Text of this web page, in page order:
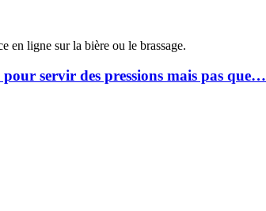
en ligne sur la bière ou le brassage.
servir des pressions mais pas que…